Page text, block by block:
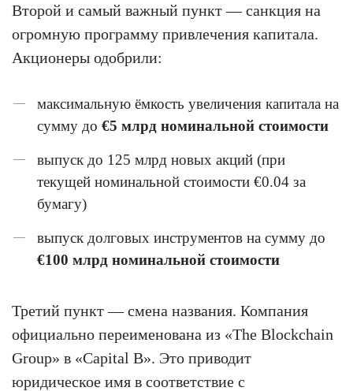
Второй и самый важный пункт — санкция на
огромную программу привлечения капитала.
Акционеры одобрили:
максимальную ёмкость увеличения капитала на
сумму до €5 млрд номинальной стоимости
выпуск до 125 млрд новых акций (при
текущей номинальной стоимости €0.04 за
бумагу)
выпуск долговых инструментов на сумму до
€100 млрд номинальной стоимости
Третий пункт — смена названия. Компания
официально переименована из «The Blockchain
Group» в «Capital B». Это приводит
юридическое имя в соответствие с